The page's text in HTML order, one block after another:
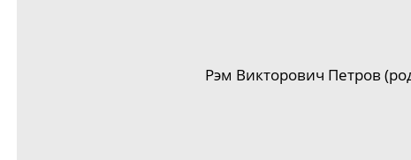
Рэм Викторович Петров